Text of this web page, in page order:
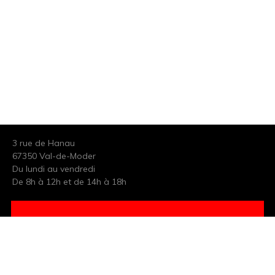
3 rue de Hanau
67350 Val-de-Moder
Du lundi au vendredi
De 8h à 12h et de 14h à 18h